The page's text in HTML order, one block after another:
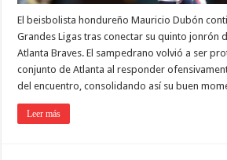
El beisbolista hondureño Mauricio Dubón
Grandes Ligas tras conectar su quinto jonrón
Atlanta Braves. El sampedrano volvió a ser
conjunto de Atlanta al responder
del encuentro, consolidando así su buen
Leer más